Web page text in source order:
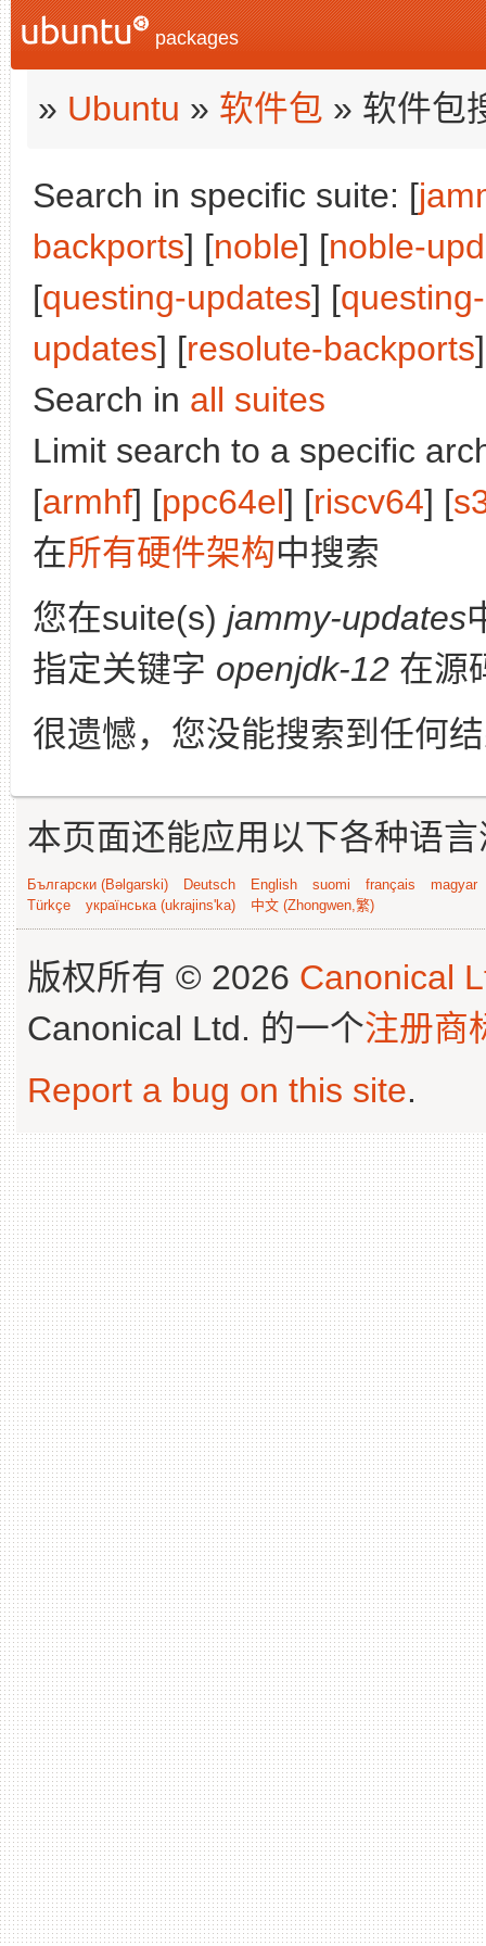
packages
» Ubuntu » 软件包 » 软件包
Search in specific suite: [
backports] [noble] [noble-
[questing-updates] [
updates] [resolute-backports
Search in all suites
Limit search to a specific
[armhf] [ppc64el] [riscv64] [
在所有硬件架构中搜索
您在suite(s) jammy-updates
指定关键字 openjdk-12 在源
很遗憾，您没能搜索到任何
本页面还能应用以下各种语
Български (Bəlgarski) Deutsch English suomi français
magyar
Türkçe
українська (ukrajins'ka) 中文 (Zhongwen,繁)
版权所有 © 2026 Canonical
Canonical Ltd. 的一个注册商
Report a bug on this site.